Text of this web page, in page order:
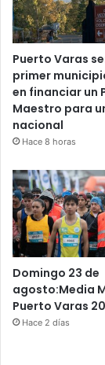
Puerto Varas
primer
en financiar un
Maestro para
nacional
Hace 8 horas
Domingo 23 de
agosto:Media
Puerto Varas
Hace 2 días